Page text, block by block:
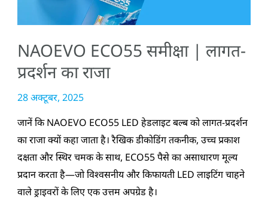
NAOEVO ECO55 समीक्षा | लागत-
प्रदर्शन का राजा
28 अक्टूबर, 2025
जानें कि NAOEVO ECO55 LED हेडलाइट बल्ब को लागत-प्रदर्शन
का राजा क्यों कहा जाता है। रैखिक डीकोडिंग तकनीक, उच्च प्रकाश
दक्षता और स्थिर चमक के साथ, ECO55 पैसे का असाधारण मूल्य
प्रदान करता है—जो विश्वसनीय और किफायती LED लाइटिंग चाहने
वाले ड्राइवरों के लिए एक उत्तम अपग्रेड है।